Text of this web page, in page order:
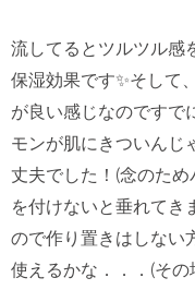
流してるとツルツル感
保湿効果です✨そして
が良い感じなのですで
モンが肌にきついんじ
丈夫でした！(念のた
を付けないと垂れてき
ので作り置きはしない
使えるかな．．．(そ